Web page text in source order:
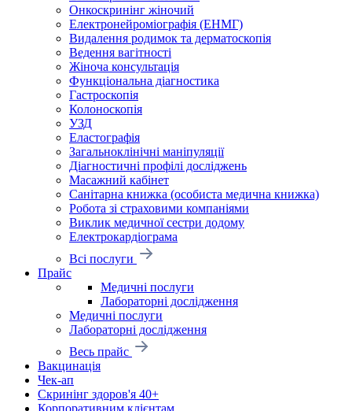
Онкоскринінг жіночий
Електронейроміографія (ЕНМГ)
Видалення родимок та дерматоскопія
Ведення вагітності
Жіноча консультація
Функціональна діагностика
Гастроскопія
Колоноскопія
УЗД
Еластографія
Загальноклінічні маніпуляції
Діагностичні профілі досліджень
Масажний кабінет
Санітарна книжка (особиста медична книжка)
Робота зі страховими компаніями
Виклик медичної сестри додому
Електрокардіограма
Всі послуги
Прайс
Медичні послуги
Лабораторні дослідження
Медичні послуги
Лабораторні дослідження
Весь прайс
Вакцинація
Чек-ап
Скринінг здоров'я 40+